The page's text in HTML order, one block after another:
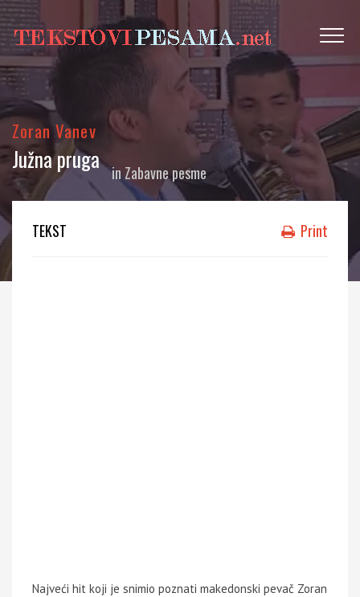
Zoran Vanev
Južna pruga inZabavne pesme
TEKST Print
Najveći hit koji je snimio poznati makedonski pevač Zoran